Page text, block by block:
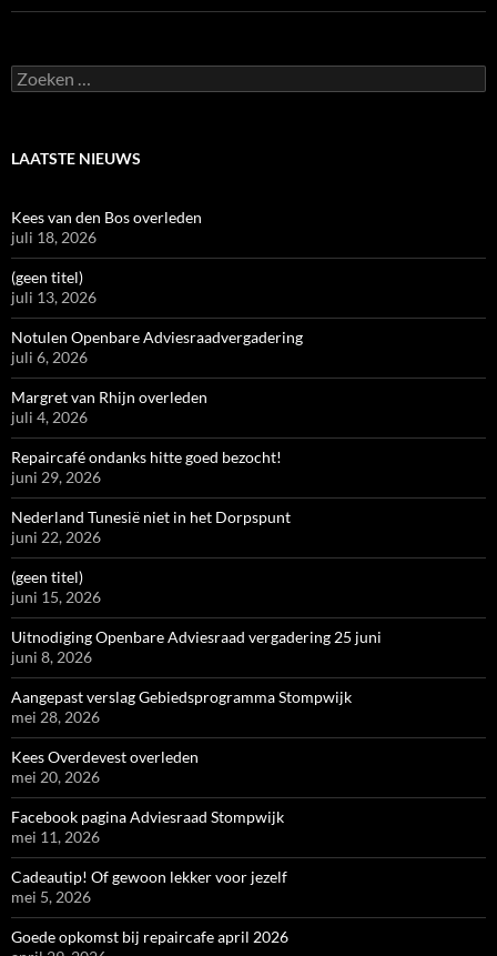
Zoeken
naar:
LAATSTE NIEUWS
Kees van den Bos overleden
juli 18, 2026
(geen titel)
juli 13, 2026
Notulen Openbare Adviesraadvergadering
juli 6, 2026
Margret van Rhijn overleden
juli 4, 2026
Repaircafé ondanks hitte goed bezocht!
juni 29, 2026
Nederland Tunesië niet in het Dorpspunt
juni 22, 2026
(geen titel)
juni 15, 2026
Uitnodiging Openbare Adviesraad vergadering 25 juni
juni 8, 2026
Aangepast verslag Gebiedsprogramma Stompwijk
mei 28, 2026
Kees Overdevest overleden
mei 20, 2026
Facebook pagina Adviesraad Stompwijk
mei 11, 2026
Cadeautip! Of gewoon lekker voor jezelf
mei 5, 2026
Goede opkomst bij repaircafe april 2026